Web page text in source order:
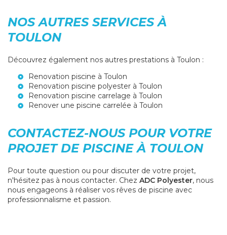
NOS AUTRES SERVICES À
TOULON
Découvrez également nos autres prestations à Toulon :
Renovation piscine à Toulon
Renovation piscine polyester à Toulon
Renovation piscine carrelage à Toulon
Renover une piscine carrelée à Toulon
CONTACTEZ-NOUS POUR VOTRE
PROJET DE PISCINE À TOULON
Pour toute question ou pour discuter de votre projet,
n'hésitez pas à nous contacter. Chez ADC Polyester, nous
nous engageons à réaliser vos rêves de piscine avec
professionnalisme et passion.